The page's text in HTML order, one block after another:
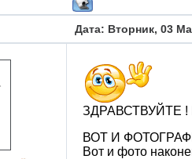
Дата: Вторник, 03
ЗДРАВСТВУЙТЕ
ВОТ И
Вот и фото